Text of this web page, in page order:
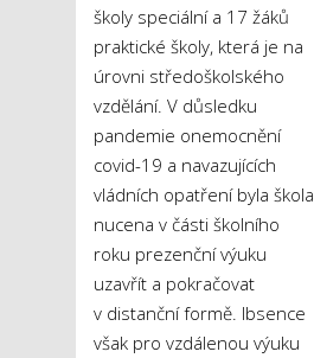
školy speciální a 17 žáků
praktické školy, která je na
úrovni středoškolského
vzdělání. V důsledku
pandemie onemocnění
covid-19 a navazujících
vládních opatření byla škola
nucena v části školního
roku prezenční výuku
uzavřít a pokračovat
v distanční formě. Ibsence
však pro vzdálenou výuku